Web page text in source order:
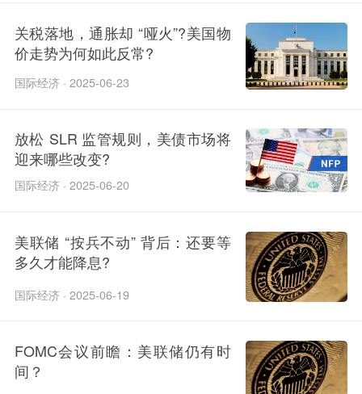
关税落地，通胀却 “哑火”?美国物
价走势为何如此反常?​
国际经济 · 2025-06-23
放松 SLR 监管规则，美债市场将
迎来哪些改变?​
国际经济 · 2025-06-20
美联储 “按兵不动” 背后：还要等
多久才能降息?
国际经济 · 2025-06-19
FOMC会议前瞻：美联储仍有时
间？